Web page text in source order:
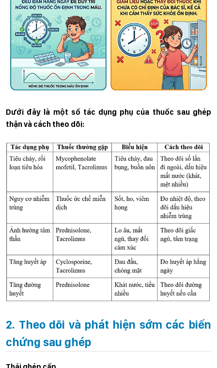
Dưới đây là một số tác dụng phụ của thuốc sau ghép
thận và cách theo dõi:
2. Theo dõi và phát hiện sớm các biến
chứng sau ghép